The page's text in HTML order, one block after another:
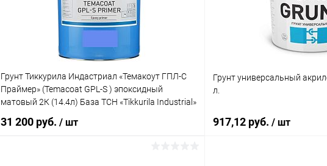
В избранное В наличии
Грунт Тиккурила Индастриал «Темакоут ГПЛ-С
Праймер» (Temacoat GPL-S ) эпоксидный
матовый 2К (14.4л) База TCH «Tikkurila Industrial»
31 200 руб. / шт
Грунт универсальный
л.
917,12 руб. / шт